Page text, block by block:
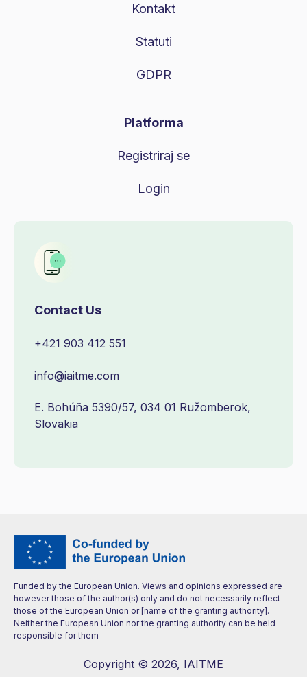
Kontakt
Statuti
GDPR
Platforma
Registriraj se
Login
Contact Us
+421 903 412 551
info@iaitme.com
E. Bohúňa 5390/57, 034 01 Ružomberok,
Slovakia
Funded by the European Union. Views and opinions expressed are
however those of the author(s) only and do not necessarily reflect
those of the European Union or [name of the granting authority].
Neither the European Union nor the granting authority can be held
responsible for them
Copyright © 2026, IAITME